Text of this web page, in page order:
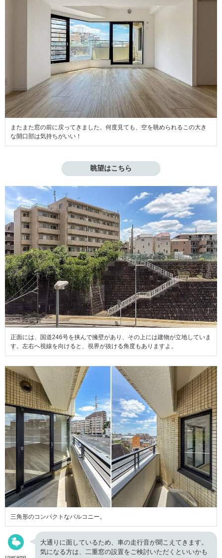
またまた窓の前に戻ってきました。何度見ても、空を眺められるこの大き
な開口部は気持ちがいい！
眺望はこちら
正面には、国道246号を挟んで擁壁があり、その上には建物が立地していま
す。左右へ視線を向けると、視界が抜ける角度もありますよ。
三角形のコンパクトなバルコニー。
cowcamo
大通りに面しているため、車の走行音が聞こえてきます。
気になる方は、二重窓の設置をご検討いただくといいかも